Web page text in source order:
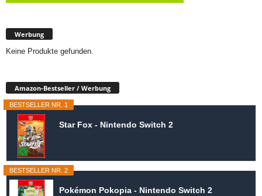
Werbung
Keine Produkte gefunden.
Amazon-Bestseller / Werbung
BESTSELLER NR. 1
Star Fox - Nintendo Switch 2
BESTSELLER NR. 2
Pokémon Pokopia - Nintendo Switch 2